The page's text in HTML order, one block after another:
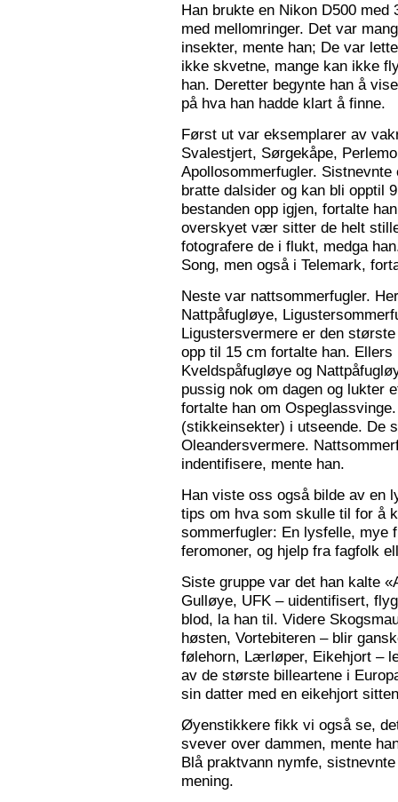
Han brukte en Nikon D500
med mellomringer. Det var
insekter, mente han; De var
ikke skvetne, mange kan ikke
han. Deretter begynte han å
på hva han hadde klart å finne.
Først ut var eksemplarer av
Svalestjert, Sørgekåpe,
Apollosommerfugler.
bratte dalsider og kan bli opptil
bestanden opp igjen, fortalte
overskyet vær sitter de helt
fotografere de i flukt, medga
Song, men også i Telemark,
Neste var nattsommerfugler.
Nattpåfugløye,
Ligustersvermere er den
opp til 15 cm fortalte han.
Kveldspåfugløye og
pussig nok om dagen og lukter
fortalte han om
(stikkeinsekter) i utseende. De
Oleandersvermere.
indentifisere, mente han.
Han viste oss også bilde av en
tips om hva som skulle til for å
sommerfugler: En lysfelle, mye
feromoner, og hjelp fra fagfolk
Siste gruppe var det han kalte
Gulløye, UFK – uidentifisert,
blod, la han til. Videre
høsten, Vortebiteren – blir
følehorn, Lærløper, Eikehjort –
av de største billeartene i
sin datter med en eikehjort
Øyenstikkere fikk vi også se,
svever over dammen, mente
Blå praktvann nymfe,
mening.